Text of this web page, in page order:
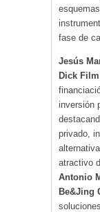
fase de
Jesús
Dick Film
inversión
privado,
atractivo
Antonio
Be&Jing